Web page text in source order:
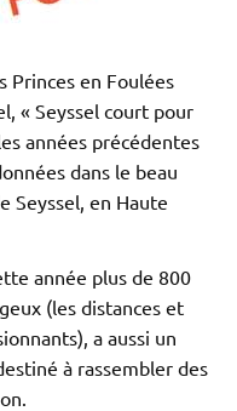
Princes en Foulées
« Seyssel court pour
années précédentes
dans le beau
Seyssel, en Haute
année plus de 800
(les distances et
a aussi un
à rassembler des